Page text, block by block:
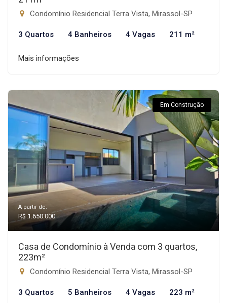
Condomínio Residencial Terra Vista, Mirassol-SP
3 Quartos 4 Banheiros 4 Vagas 211 m²
Mais informações
Em Construção
A partir de:
R$ 1.650.000
Casa de Condomínio à Venda com 3 quartos,
223m²
Condomínio Residencial Terra Vista, Mirassol-SP
3 Quartos 5 Banheiros 4 Vagas 223 m²